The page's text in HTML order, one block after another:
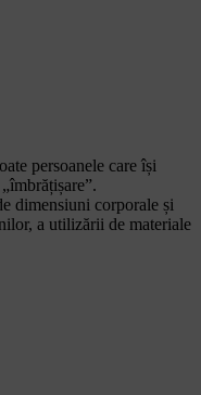
persoanele care își
dimensiuni corporale și
a utilizării de materiale